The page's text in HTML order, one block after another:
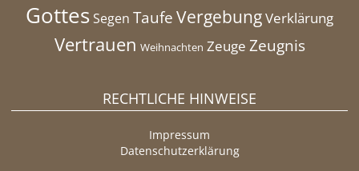
Gottes Segen TaufeVergebungVerklärung
Vertrauen Weihnachten Zeuge Zeugnis
RECHTLICHE HINWEISE
Impressum
Datenschutzerklärung